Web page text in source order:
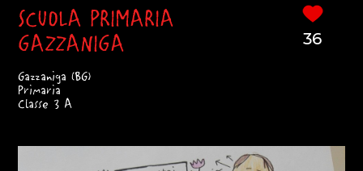
SCUOLA PRIMARIA
GAZZANIGA
Gazzaniga (BG)
Primaria
Classe 3 A
36